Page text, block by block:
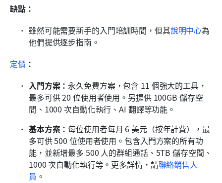
缺點：
雖然可能需要新手的入門培訓時間，但其說明中心為
他們提供逐步指南。
定價：
入門方案： 永久免費方案，包含 11 個強大的工具，
最多可供 20 位使用者使用。另提供 100GB 儲存空
間、1000 次自動化執行、AI 翻譯等功能。
基本方案：每位使用者每月 6 美元（按年計費），最
多可供 500 位使用者使用。包含入門方案的所有功
能，並新增最多 500 人的群組通話、5TB 儲存空間、
1000 次自動化執行等。更多詳情，請聯絡銷售人
員 。